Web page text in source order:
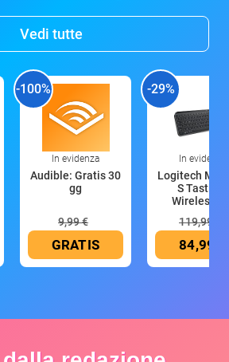
Vedi tutte
-100%
In evidenza
Audible: Gratis 30
gg
9,99 €
GRATIS
-29%
In evidenza
Logitech MX
S Tastiera
Wireless
119,99 €
84,99 €